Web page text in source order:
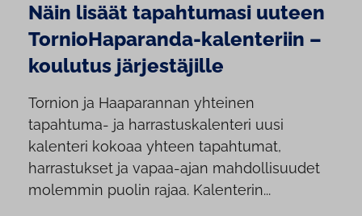
Näin lisäät tapahtumasi uuteen
TornioHaparanda-kalenteriin –
koulutus järjestäjille
Tornion ja Haaparannan yhteinen
tapahtuma- ja harrastuskalenteri uusi
kalenteri kokoaa yhteen tapahtumat,
harrastukset ja vapaa-ajan mahdollisuudet
molemmin puolin rajaa. Kalenterin...